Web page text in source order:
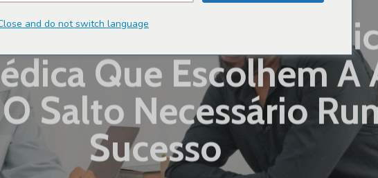
Herói: Como As
Que Escolhem A
Salto Necessário
Sucesso
and do not switch language